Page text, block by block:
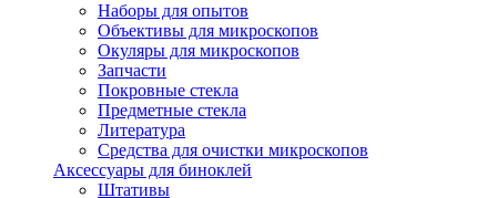
Наборы для опытов
Объективы для микроскопов
Окуляры для микроскопов
Запчасти
Покровные стекла
Предметные стекла
Литература
Средства для очистки микроскопов
Аксессуары для биноклей
Штативы